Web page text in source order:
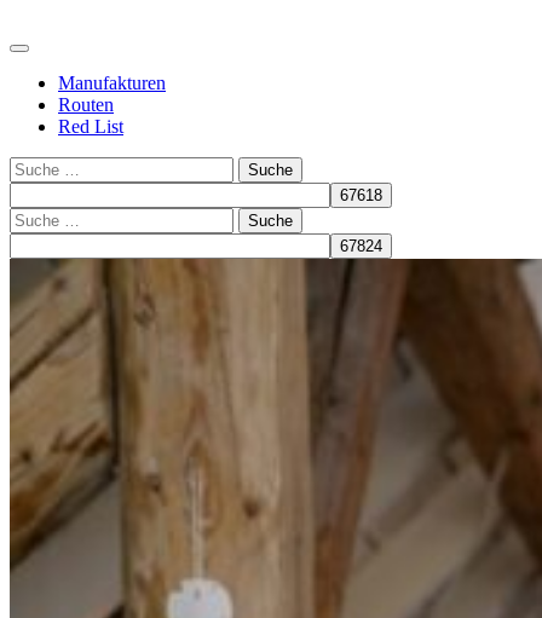
Manufakturen
Routen
Red List
Suche
Suche